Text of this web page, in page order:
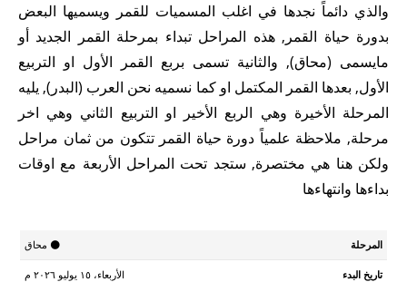
والذي دائماً نجدها في اغلب المسميات للقمر ويسميها البعض
بدورة حياة القمر, هذه المراحل تبداء بمرحلة القمر الجديد أو
مايسمى (محاق), والثانية تسمى بربع القمر الأول او التربيع
الأول, بعدها القمر المكتمل او كما نسميه نحن العرب (البدر), يليه
المرحلة الأخيرة وهي الربع الأخير او التربيع الثاني وهي اخر
مرحلة, ملاحظة علمياً دورة حياة القمر تتكون من ثمان مراحل
ولكن هنا هي مختصرة, ستجد تحت المراحل الأربعة مع اوقات
بداءها وانتهاءها
🌑 محاق
الأربعاء، ١٥ يوليو ٢٠٢٦ م